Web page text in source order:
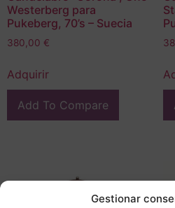
Gestionar
Westerberg para
Pukeberg, 70’s – Suecia
380,00 €
Adquirir
Add To Compare